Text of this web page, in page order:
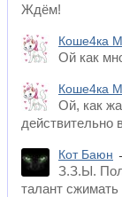
Ждём!
Коше4ка
Ой как
Коше4ка
Ой, как
действительно
Кот Баюн
З.З.Ы.
талант